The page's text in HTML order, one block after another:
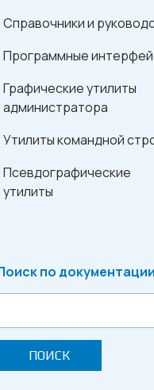
Справочники и
Программные
Графические утилиты
администратора
Утилиты командной
Псевдографические
утилиты
по документации
ПОИСК